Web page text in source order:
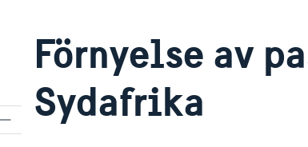
Förnyelse av
Sydafrika